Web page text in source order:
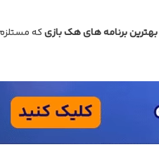
بهترین برنامه های هک بازیکه